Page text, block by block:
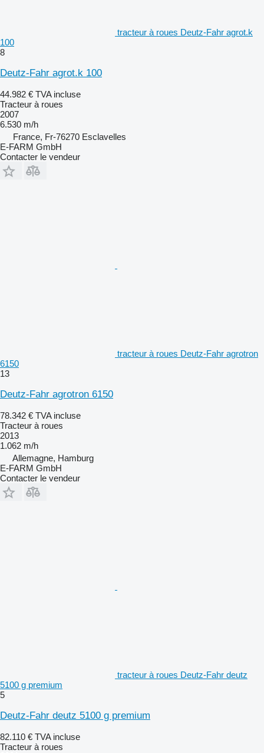
tracteur à roues Deutz-Fahr agrot.k
100
8
Deutz-Fahr agrot.k 100
44.982 € TVA incluse
Tracteur à roues
2007
6.530 m/h
France, Fr-76270 Esclavelles
E-FARM GmbH
Contacter le vendeur
tracteur à roues Deutz-Fahr agrotron
6150
13
Deutz-Fahr agrotron 6150
78.342 € TVA incluse
Tracteur à roues
2013
1.062 m/h
Allemagne, Hamburg
E-FARM GmbH
Contacter le vendeur
tracteur à roues Deutz-Fahr deutz
5100 g premium
5
Deutz-Fahr deutz 5100 g premium
82.110 € TVA incluse
Tracteur à roues